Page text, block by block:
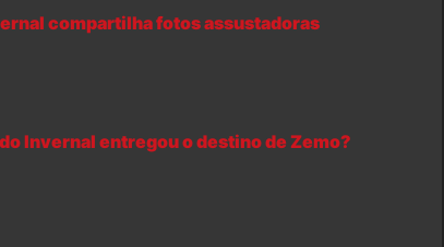
compartilha fotos assustadoras
Invernal entregou o destino de Zemo?